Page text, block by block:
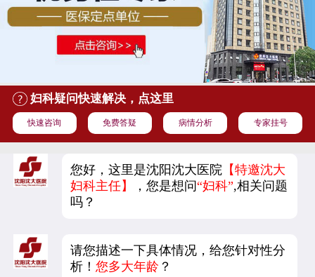
妇科疑问快速解决，点这里
快速咨询 免费答疑 病情分析 专家挂号
您好，这里是沈阳沈大医院 【特邀沈大
妇科主任】
，您是想问“妇科”,相关问题
吗？
请您描述一下具体情况，给您针对性分
析！您多大年龄 ？